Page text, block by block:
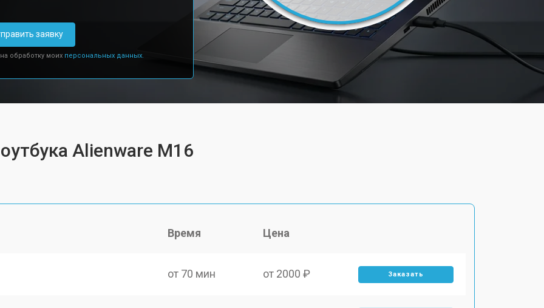
заявку
обработку моих персональных данных.
Alienware M16
Время Цена
от 70 мин от 2000 ₽ Заказать